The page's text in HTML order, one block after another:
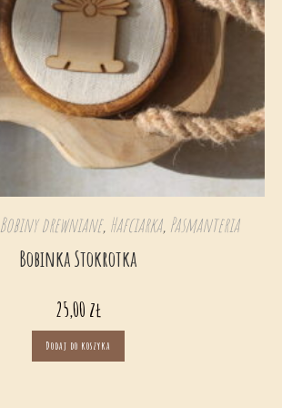
Bobiny drewniane, Hafciarka, Pasmanteria
Bobinka Stokrotka
25,00 zł
Dodaj do koszyka